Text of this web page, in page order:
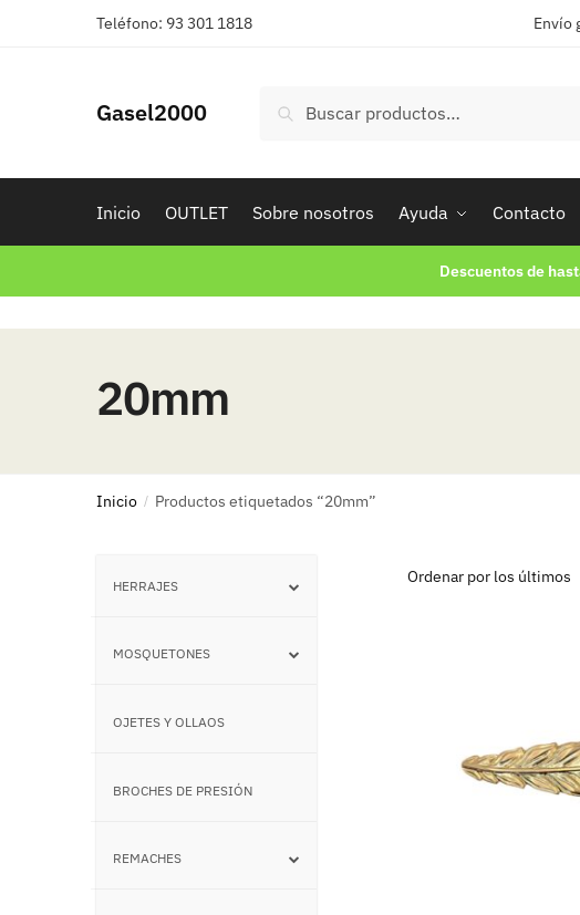
Teléfono: 93 301 1818 Envío
Gasel2000
por:
Buscar
Inicio OUTLET Sobre nosotros Ayuda Contacto
Descuentos de
20mm
Inicio / Productos etiquetados “20mm”
HERRAJES
–
MOSQUETONES
–
OJETES Y OLLAOS
–
BROCHES DE PRESIÓN
–
REMACHES
–